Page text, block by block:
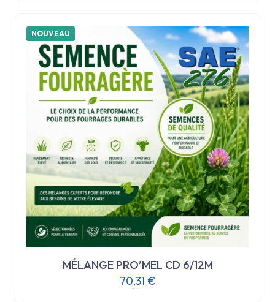
NOUVEAU
MÉLANGE PRO’MEL CD 6/12M
70,31 €